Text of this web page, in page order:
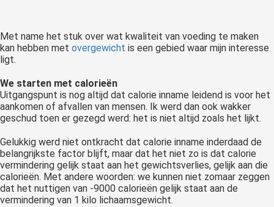
Met name het stuk over wat kwaliteit van voeding te maken
kan hebben met overgewicht is een gebied waar mijn interesse
ligt.
We starten met calorieën
Uitgangspunt is nog altijd dat calorie inname leidend is voor het
aankomen of afvallen van mensen. Ik werd dan ook wakker
geschud toen er gezegd werd: het is niet altijd zoals het lijkt.
Gelukkig werd niet ontkracht dat calorie inname inderdaad de
belangrijkste factor blijft, maar dat het niet zo is dat calorie
vermindering gelijk staat aan het gewichtsverlies, gelijk aan die
calorieën. Met andere woorden: we kunnen niet zomaar zeggen
dat het nuttigen van -9000 calorieën gelijk staat aan de
vermindering van 1 kilo lichaamsgewicht.